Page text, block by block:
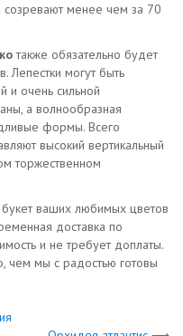
созревают менее чем за 70
также обязательно будет
Лепестки могут быть
и очень сильной
а волнообразная
формы. Всего
высокий вертикальный
торжественном
ваших любимых цветов
доставка по
и не требует доплаты.
чем мы с радостью готовы